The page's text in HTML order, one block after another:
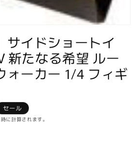
サイドショートイ
新たなる希望 ルー
ォーカー 1/4 フィギ
セール
に計算されます。